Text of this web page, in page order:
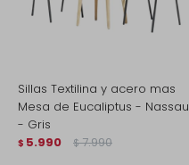
Sillas Textilina y acero mas
Mesa de Eucaliptus - Nassau
- Gris
$ 5.990 $ 7.990